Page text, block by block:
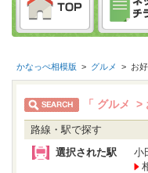
かなっぺ相模版 > グルメ > お
「 グルメ >
路線・駅で探す
選択された駅
小